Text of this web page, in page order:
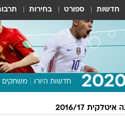
חדשות ספורט בחירות
חדשות היורו משחקים
איטלקית 2016/17